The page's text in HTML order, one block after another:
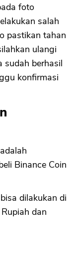
foto
salah
pastikan tahan
ulangi
sudah berhasil
konfirmasi
Binance Coin
dilakukan di
dan